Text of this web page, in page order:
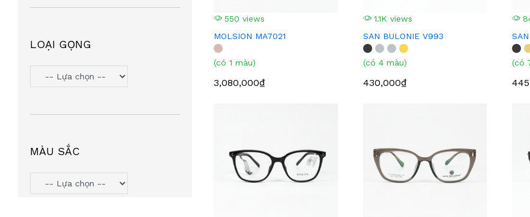
LOẠI GỌNG
MÀU SẮC
550 views
MOLSION MA7021
(có 1 màu)
3,080,000₫
1.1K views
SAN BULONIE V993
(có 4 màu)
430,000₫
(có